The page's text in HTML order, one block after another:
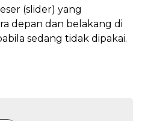
(slider) yang
depan dan belakang di
sedang tidak dipakai.